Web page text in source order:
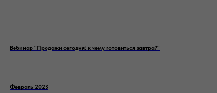
Вебинар "Продажи сегодня: к чему готовиться завтра?"
Февраль 2023